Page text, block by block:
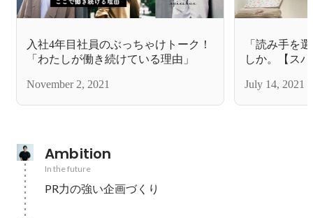
入社4年目社員のぶっちゃけトーク！
「わたしが働き続けている理由」
November 2, 2021
「読み手を
しか。【ス
July 14, 2021
Ambition
In the future
PR力の強い企画づくり